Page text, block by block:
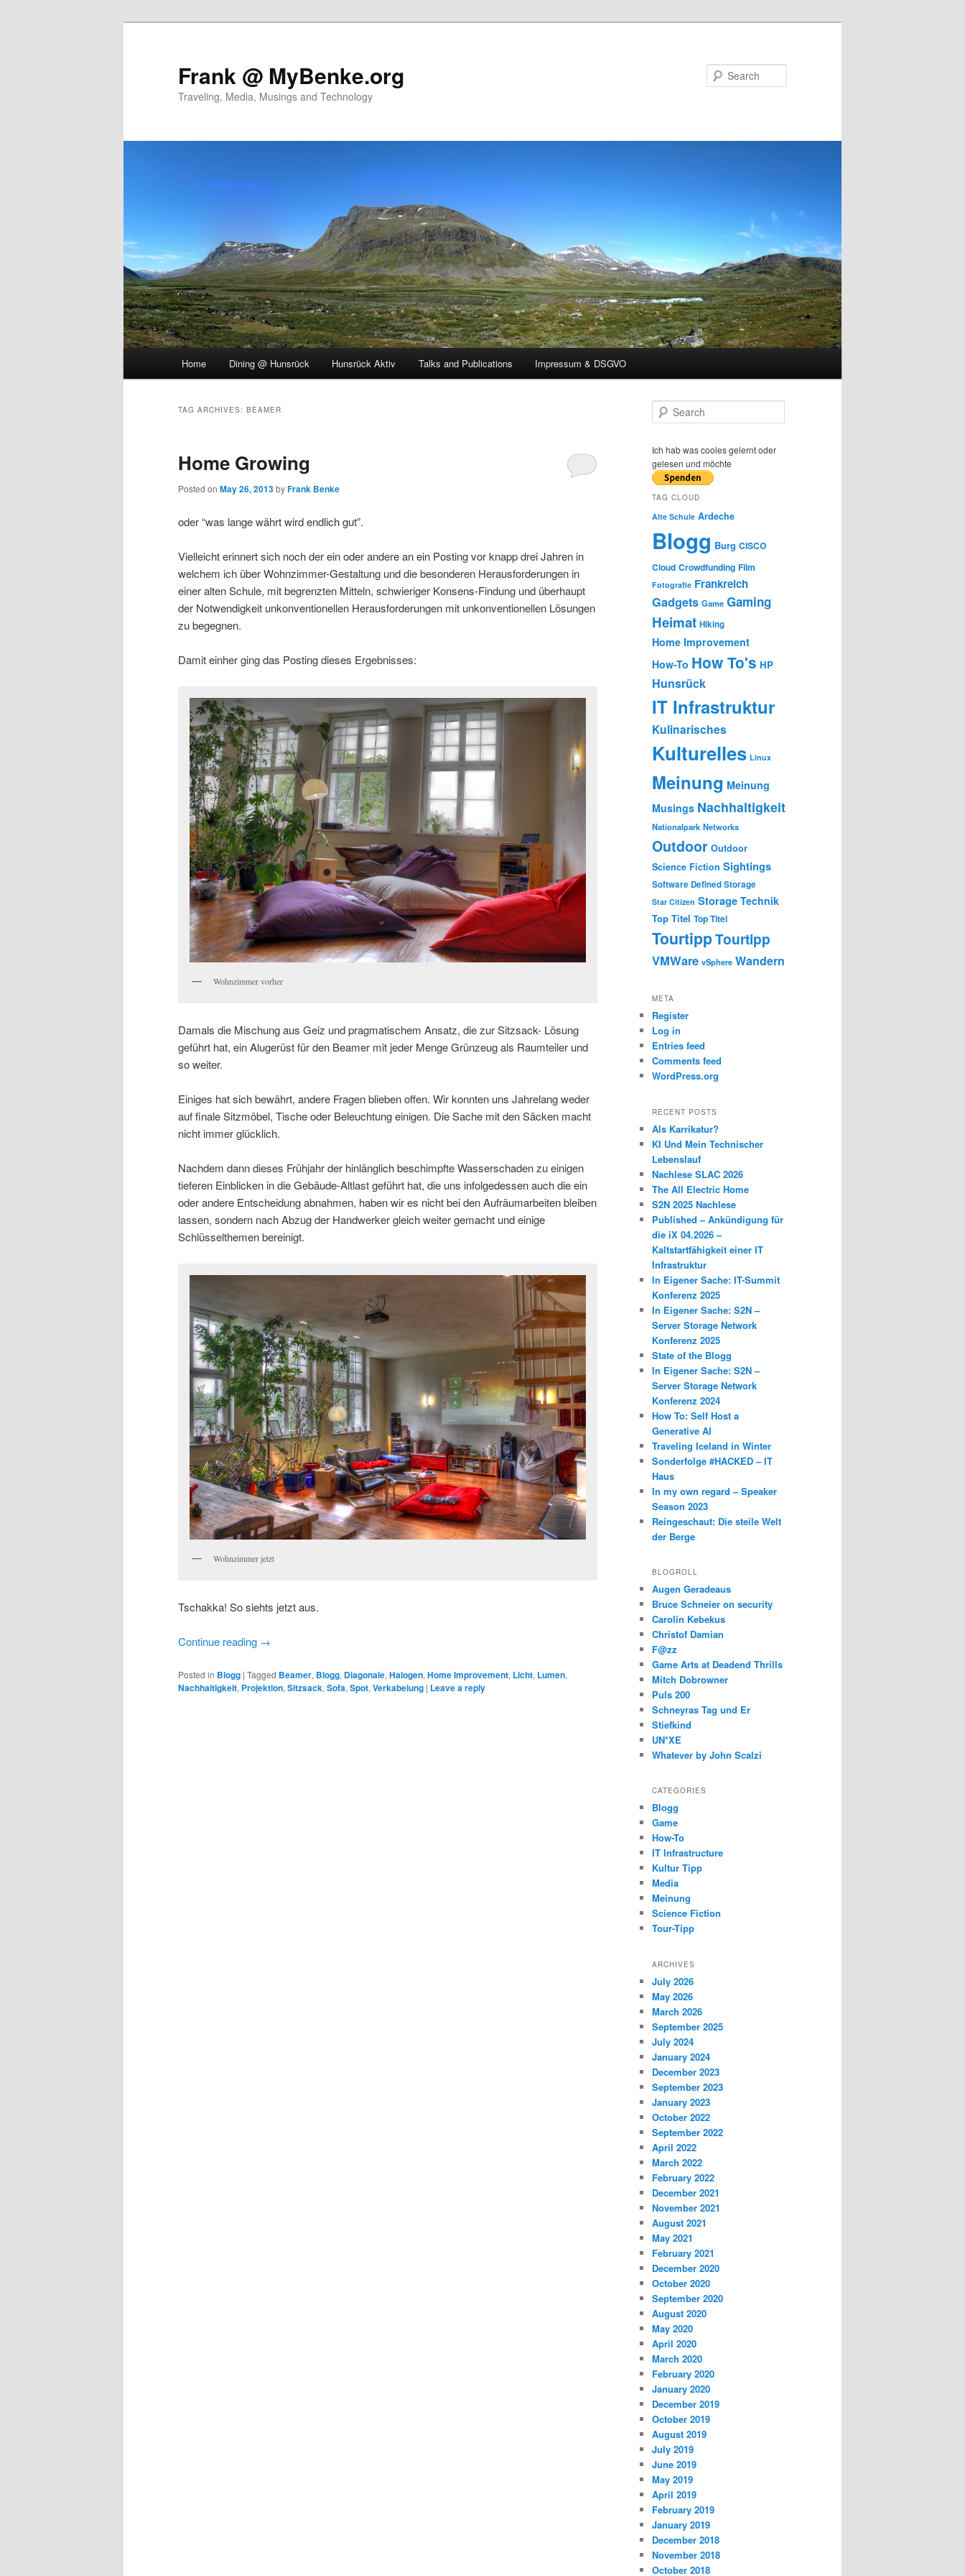
Frank @ MyBenke.org
Traveling, Media, Musings and Technology
Home Dining @ Hunsrück Hunsrück Aktiv Talks and Publications Impressum & DSGVO
TAG ARCHIVES: BEAMER
Home Growing
Posted on May 26, 2013byFrank Benke
oder “was lange währt wird endlich gut”.
Vielleicht erinnert sich noch der ein oder andere an ein Posting vor knapp drei Jahren in
welchem ich über Wohnzimmer-Gestaltung und die besonderen Herausforderungen in
einer alten Schule, mit begrenzten Mitteln, schwieriger Konsens-Findung und überhaupt
der Notwendigkeit unkonventionellen Herausforderungen mit unkonventionellen Lösungen
zu begegnen.
Damit einher ging das Posting dieses Ergebnisses:
Wohnzimmer vorher
Damals die Mischung aus Geiz und pragmatischem Ansatz, die zur Sitzsack- Lösung
geführt hat, ein Alugerüst für den Beamer mit jeder Menge Grünzeug als Raumteiler und
so weiter.
Einiges hat sich bewährt, andere Fragen blieben offen. Wir konnten uns Jahrelang weder
auf finale Sitzmöbel, Tische oder Beleuchtung einigen. Die Sache mit den Säcken macht
nicht immer glücklich.
Nachdem dann dieses Frühjahr der hinlänglich beschimpfte Wasserschaden zu einigen
tieferen Einblicken in die Gebäude-Altlast geführt hat, die uns infolgedessen auch die ein
oder andere Entscheidung abnahmen, haben wir es nicht bei den Aufräumarbeiten bleiben
lassen, sondern nach Abzug der Handwerker gleich weiter gemacht und einige
Schlüsselthemen bereinigt.
Wohnzimmer jetzt
Tschakka! So siehts jetzt aus.
Continue reading →
Posted in Blogg | Tagged Beamer, Blogg, Diagonale, Halogen, Home Improvement, Licht, Lumen,
Nachhaltigkeit, Projektion, Sitzsack, Sofa, Spot, Verkabelung | Leave a reply
e
r
c
h
Ich hab was cooles gelernt oder
gelesen und möchte
TAG CLOUD
Alte Schule Ardeche
Blogg Burg CISCO
Cloud Crowdfunding Film
Fotografie Frankreich
Gadgets Game Gaming
Heimat Hiking
Home Improvement
How-To How To's HP
Hunsrück
IT Infrastruktur
Kulinarisches
Kulturelles Linux
Meinung Meinung
Musings Nachhaltigkeit
Nationalpark Networks
Outdoor Outdoor
Science Fiction Sightings
Software Defined Storage
Star Citizen Storage Technik
Top Titel Top Titel
TourtippTourtipp
VMWare vSphere Wandern
META
Register
Log in
Entries feed
Comments feed
WordPress.org
RECENT POSTS
Als Karrikatur?
KI Und Mein Technischer
Lebenslauf
Nachlese SLAC 2026
The All Electric Home
S2N 2025 Nachlese
Published – Ankündigung für
die iX 04.2026 –
Kaltstartfähigkeit einer IT
Infrastruktur
In Eigener Sache: IT-Summit
Konferenz 2025
In Eigener Sache: S2N –
Server Storage Network
Konferenz 2025
State of the Blogg
In Eigener Sache: S2N –
Server Storage Network
Konferenz 2024
How To: Self Host a
Generative AI
Traveling Iceland in Winter
Sonderfolge #HACKED – IT
Haus
In my own regard – Speaker
Season 2023
Reingeschaut: Die steile Welt
der Berge
BLOGROLL
Augen Geradeaus
Bruce Schneier on security
Carolin Kebekus
Christof Damian
F@zz
Game Arts at Deadend Thrills
Mitch Dobrowner
Puls 200
Schneyras Tag und Er
Stiefkind
UN*XE
Whatever by John Scalzi
CATEGORIES
Blogg
Game
How-To
IT Infrastructure
Kultur Tipp
Media
Meinung
Science Fiction
Tour-Tipp
ARCHIVES
July 2026
May 2026
March 2026
September 2025
July 2024
January 2024
December 2023
September 2023
January 2023
October 2022
September 2022
April 2022
March 2022
February 2022
December 2021
November 2021
August 2021
May 2021
February 2021
December 2020
October 2020
September 2020
August 2020
May 2020
April 2020
March 2020
February 2020
January 2020
December 2019
October 2019
August 2019
July 2019
June 2019
May 2019
April 2019
February 2019
January 2019
December 2018
November 2018
October 2018